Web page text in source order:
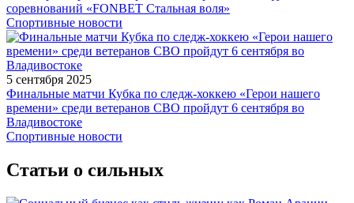
соревнований «FONBET Стальная воля»
Спортивные новости
5 сентября 2025
Финальные матчи Кубка по следж-хоккею «Герои нашего
времени» среди ветеранов СВО пройдут 6 сентября во
Владивостоке
Спортивные новости
Статьи о сильных